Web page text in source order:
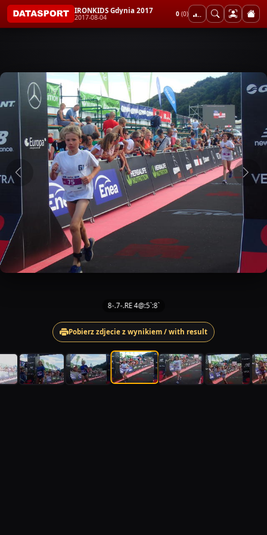
IRONKIDS Gdynia 2017
2017-08-04 0 (0)
8-.7-.RE 4@:5`:8`
Pobierz zdjecie z wynikiem / with result